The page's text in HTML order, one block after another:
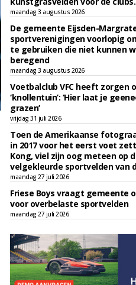
maandag 3 augustus 2026
De gemeente Eijsden-
sportverenigingen voorlopig
te gebruiken die niet kunnen
beregend
maandag 3 augustus 2026
Voetbalclub VFC heeft zorgen
‘knollentuin’: ‘Hier laat je
grazen’
vrijdag 31 juli 2026
Toen de Amerikaanse
in 2017 voor het eerst voet
Kong, viel zijn oog meteen op
velgekleurde sportvelden van
maandag 27 juli 2026
Friese Boys vraagt gemeente
voor overbelaste sportvelden
maandag 27 juli 2026